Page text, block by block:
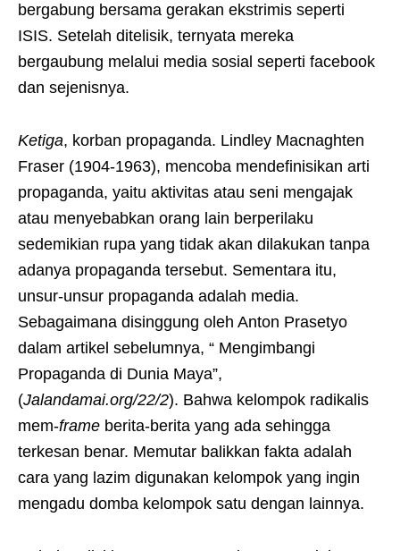
bergabung bersama gerakan ekstrimis seperti
ISIS. Setelah ditelisik, ternyata mereka
bergaubung melalui media sosial seperti facebook
dan sejenisnya.
Ketiga, korban propaganda. Lindley Macnaghten
Fraser (1904-1963), mencoba mendefinisikan arti
propaganda, yaitu aktivitas atau seni mengajak
atau menyebabkan orang lain berperilaku
sedemikian rupa yang tidak akan dilakukan tanpa
adanya propaganda tersebut. Sementara itu,
unsur-unsur propaganda adalah media.
Sebagaimana disinggung oleh Anton Prasetyo
dalam artikel sebelumnya, “ Mengimbangi
Propaganda di Dunia Maya”,
(Jalandamai.org/22/2). Bahwa kelompok radikalis
mem-frame berita-berita yang ada sehingga
terkesan benar. Memutar balikkan fakta adalah
cara yang lazim digunakan kelompok yang ingin
mengadu domba kelompok satu dengan lainnya.